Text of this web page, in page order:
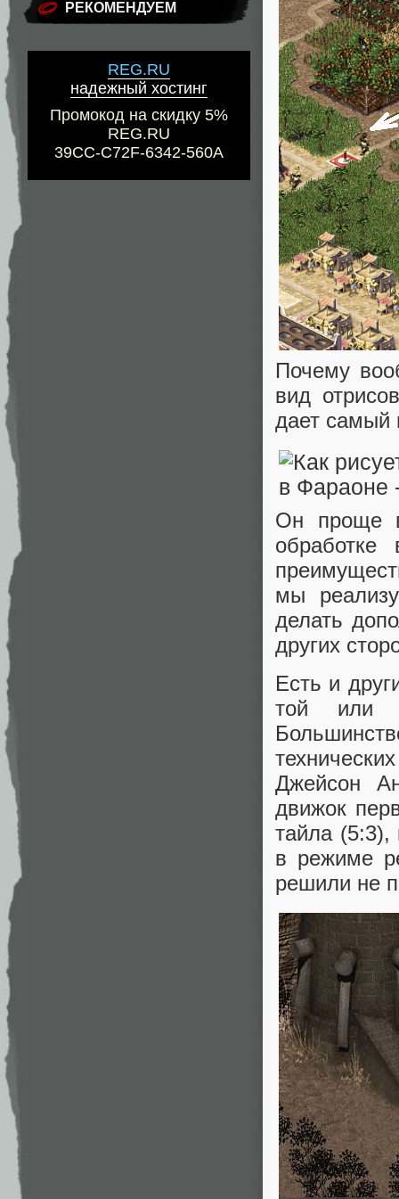
РЕКОМЕНДУЕМ
REG.RU
надежный хостинг
Промокод на скидку 5%
REG.RU
39CC-C72F-6342-560A
Почему
вид
дает самый
Он проще
мы
делать
других
Есть и
той или
Джейсон
движок
тайла (5:3),
в режиме
решили не